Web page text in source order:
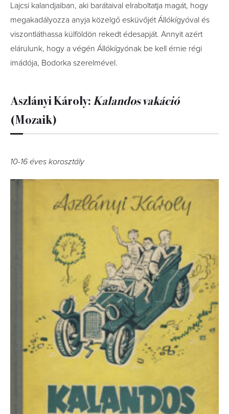
Lajcsi kalandjaiban, aki barátaival elraboltatja magát, hogy
megakadályozza anyja közelgő esküvőjét Állókígyóval és
viszontláthassa külföldön rekedt édesapját. Annyit azért
elárulunk, hogy a végén Állókígyónak be kell érnie régi
imádója, Bodorka szerelmével.
Aszlányi Károly:Kalandos ​vakáció
(Mozaik)
10-16 éves korosztály